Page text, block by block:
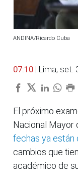
ANDINA/Ricardo Cuba
07:10 | Lima, set.
El próximo
Nacional Mayor
fechas ya están
cambios que
académico de